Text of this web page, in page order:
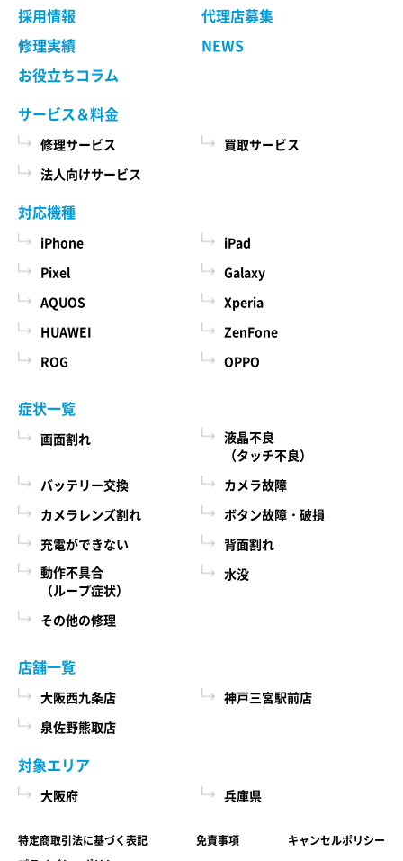
だくために、氏名、住所、連絡先、支払方法な
どの登録情報、利用されたサービスや購入され
た商品、およびそれらの代金などに関する情報
を表示する目的
ユーザーにお知らせや連絡をするためにメール
アドレスを利用する場合やユーザーに商品を送
付したり必要に応じて連絡したりするため、氏
名や住所などの連絡先情報を利用する目的
ユーザーの本人確認を行うために、氏名、生年
月日、住所、電話番号、銀行口座番号、クレジ
ットカード番号、運転免許証番号、配達証明付
き郵便の到達結果などの情報を利用する目的
ユーザーに代金を請求するために、購入された
商品名や数量、利用されたサービスの種類や期
号やクレジットカード番号などの支払に関する
情報などを利用する目的
ユーザーが簡便にデータを入力できるようにす
るために、当社に登録されている情報を入力画
面に表示させたり、ユーザーのご指示に基づい
て他のサービスなど（提携先が提供するものも
含みます）に転送したりする目的
代金の支払を遅滞したり第三者に損害を発生さ
したユーザーや、不正・不当な目的でサービス
を利用しようとするユーザーの利用をお断りす
るために、利用態様、氏名や住所など個人を特
定するための情報を利用する目的
ユーザーからのお問い合わせに対応するため
に、お問い合わせ内容や代金の請求に関する情
報など当社がユーザーに対してサービスを提供
するにあたって必要となる情報や、ユーザーの
サービス利用状況、連絡先情報などを利用する
第４条 修理の手続き
本規約に基づき当社が行う修理は、当社各店舗、
当社ホームページでご確認ください。 当社が修理
依頼品をお預かりする前に、お客様により修理依
頼品に取り付けられた記録媒体、SIMカード、ケー
ス、その他一切のもの（以下「付加物」としま
す）を修理依頼品から取り外してください。 な
お、修理依頼品に付加物が取り付けられた状態
で、お客様が修理依頼品を当社にお引渡しされた
場合、当社は、修理の過程で、付加物に生じうる
汚損、破損、紛失その他付加物に関連して生じう
る一切の損害につき責任を負いかねます。
第５条 料金について
本サービスの料金（修理料金、その他の費用を含
み、以下「サービス料金」と言います）は当社規
社各店舗、当社ホームページでも確認することが
できますが、状況、条件により実際の料金が異な
る場合がございますので、本サービスをご依頼の
際に、必ず当社各店舗へお問い合わせください。
第６条 修理部品の取扱い
本サービスで使用する交換部品は、互換製品とな
ります。 本サービスの提供による部品交換の際に
取り外した修理依頼品の部品をリサイクルや分析
などのために、当社の任意の判断で回収させてい
ただく場合があります。 回収した部品は当社の所
は廃棄等を行いますので、あらかじめご了承くだ
さい。
第７条 修理保証について
当社がおこなった修理において、修理完了日（当
社所定の処理が完了し、修理依頼品をお客様に引
品)または3ヶ月以内(その他の修理対応)に修理依頼
採用情報
代理店募集
修理実績
NEWS
お役立ちコラム
サービス＆料金
修理サービス
買取サービス
法人向けサービス
対応機種
iPhone
iPad
Pixel
Galaxy
AQUOS
Xperia
HUAWEI
ZenFone
ROG
OPPO
症状一覧
画面割れ
液晶不良
（タッチ不良）
バッテリー交換
カメラ故障
カメラレンズ割れ
ボタン故障・破損
充電ができない
背面割れ
動作不具合
（ループ症状）
水没
その他の修理
店舗一覧
大阪西九条店
神戸三宮駅前店
泉佐野熊取店
対象エリア
大阪府 兵庫県
特定商取引法に基づく表記 免責事項
キャンセルポリシー